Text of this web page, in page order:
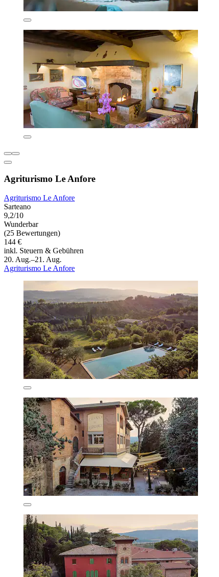
Agriturismo Le Anfore
Agriturismo Le Anfore
Sarteano
9,2/10
Wunderbar
(25 Bewertungen)
144 €
inkl. Steuern & Gebühren
20. Aug.–21. Aug.
Agriturismo Le Anfore